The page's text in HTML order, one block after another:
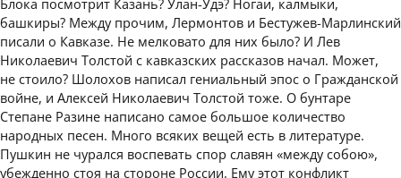
башкиры? Между прочим, Лермонтов и Бестужев-Марлинский
писали о Кавказе. Не мелковато для них было? И Лев
Николаевич Толстой с кавказских рассказов начал. Может,
не стоило? Шолохов написал гениальный эпос о Гражданской
войне, и Алексей Николаевич Толстой тоже. О бунтаре
Степане Разине написано самое большое количество
народных песен. Много всяких вещей есть в литературе.
Пушкин не чурался воспевать спор славян «между собою»,
убежденно стоя на стороне России. Ему этот конфликт